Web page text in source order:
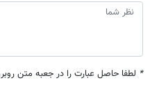
* لطفا حاصل عبارت را در جعبه متن